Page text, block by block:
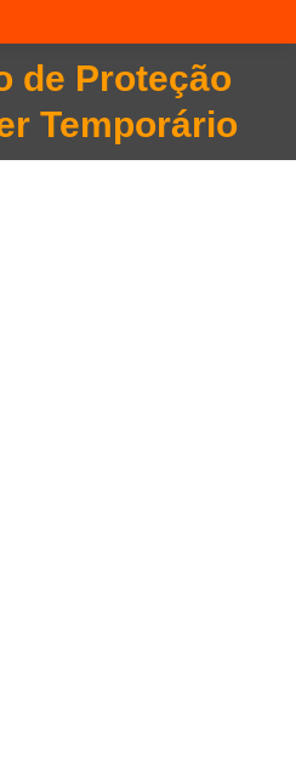
de Proteção
Temporário